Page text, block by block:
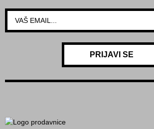
PRIJAVI SE